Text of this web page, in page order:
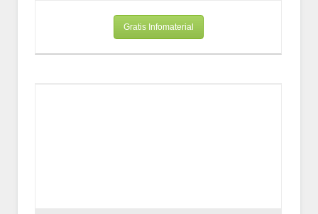
Gratis Infomaterial